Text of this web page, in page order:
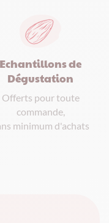
Echantillons de
Dégustation
Offerts pour toute
commande,
minimum d'achats